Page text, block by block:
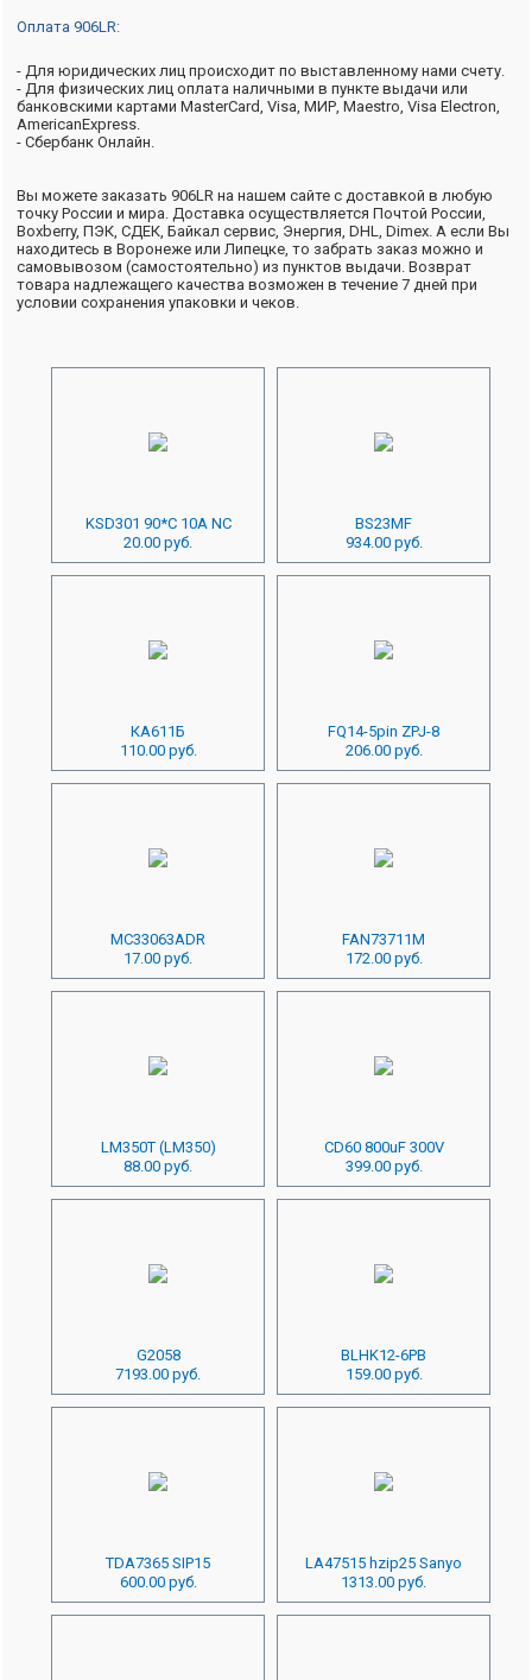
Оплата 906LR:
- Для юридических лиц происходит по выставленному нами счету.
- Для физических лиц оплата наличными в пункте выдачи или
банковскими картами MasterCard, Visa, МИР, Maestro, Visa Electron,
AmericanExpress.
- Сбербанк Онлайн.
Вы можете заказать 906LR на нашем сайте с доставкой в любую
точку России и мира. Доставка осуществляется Почтой России,
Boxberry, ПЭК, СДЕК, Байкал сервис, Энергия, DHL, Dimex. А если Вы
находитесь в Воронеже или Липецке, то забрать заказ можно и
самовывозом (самостоятельно) из пунктов выдачи. Возврат
товара надлежащего качества возможен в течение 7 дней при
условии сохранения упаковки и чеков.
KSD301 90*C 10A NC
20.00 руб.
BS23MF
934.00 руб.
КА611Б
110.00 руб.
FQ14-5pin ZPJ-8
206.00 руб.
MC33063ADR
17.00 руб.
FAN73711M
172.00 руб.
LM350T (LM350)
88.00 руб.
CD60 800uF 300V
399.00 руб.
G2058
7193.00 руб.
BLHK12-6PB
159.00 руб.
TDA7365 SIP15
600.00 руб.
LA47515 hzip25 Sanyo
1313.00 руб.